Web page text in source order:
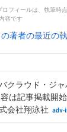
ロフィールは、執筆時
容です
著者の最近の
クラウド・ジ
容は記事掲載
会社翔泳社